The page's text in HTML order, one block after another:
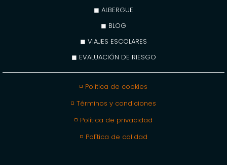
◼ ALBERGUE
◼ BLOG
◼ VIAJES ESCOLARES
◼ EVALUACIÓN DE RIESGO
◽ Política de cookies
◽ Términos y condiciones
◽ Política de privacidad
◽ Política de calidad